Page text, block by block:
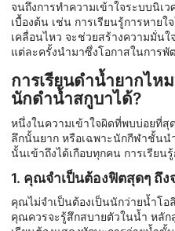
จนถึงการทำความเข้าใจระบบนิเ
เบื้องต้น เช่น การเรียนรู้การหาย
เคลื่อนไหว จะช่วยสร้างความมั่น
แต่ละครั้งนำมาซึ่งโอกาสในการ
การเรียนดำน้ำยากไห
นักดำน้ำสกูบาได้?
หนึ่งในความเข้าใจผิดที่พบบ่อยที่สุ
ลึกนั้นยาก หรือเฉพาะนักกีฬาชั้นน
นั้นเข้าถึงได้เกือบทุกคน การเรีย
1. คุณจำเป็นต้องฟิตสุดๆ ถึง
คุณไม่จำเป็นต้องเป็นนักว่ายน้ำโ
คุณควรจะรู้สึกสบายตัวในน้ำ หลั